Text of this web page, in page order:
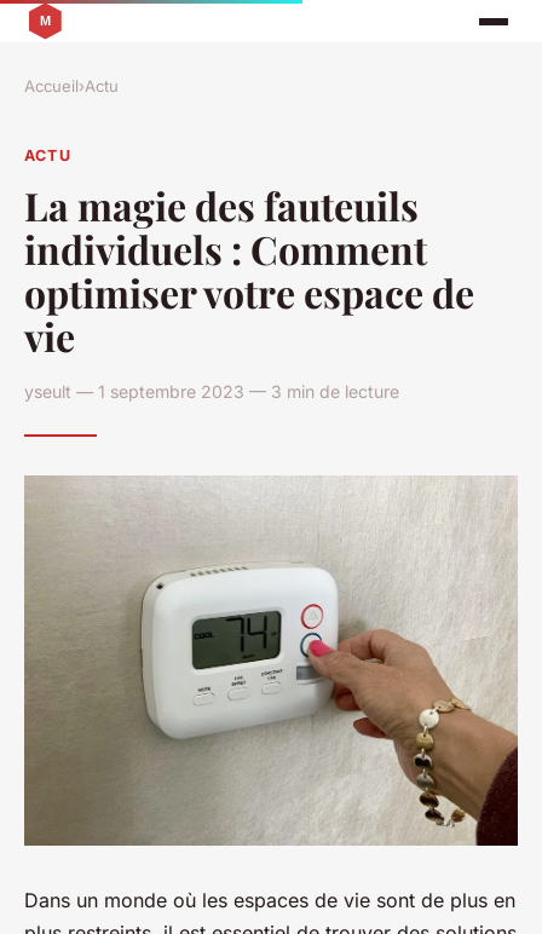
Accueil›Actu
ACTU
La magie des fauteuils
individuels : Comment
optimiser votre espace de
vie
yseult — 1 septembre 2023 — 3 min de lecture
Dans un monde où les espaces de vie sont de plus en